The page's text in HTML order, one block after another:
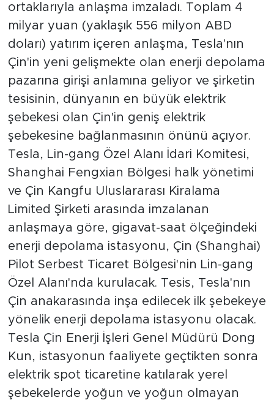
ortaklarıyla anlaşma imzaladı. Toplam 4
milyar yuan (yaklaşık 556 milyon ABD
doları) yatırım içeren anlaşma, Tesla'nın
Çin'in yeni gelişmekte olan enerji depolama
pazarına girişi anlamına geliyor ve şirketin
tesisinin, dünyanın en büyük elektrik
şebekesi olan Çin'in geniş elektrik
şebekesine bağlanmasının önünü açıyor.
Tesla, Lin-gang Özel Alanı İdari Komitesi,
Shanghai Fengxian Bölgesi halk yönetimi
ve Çin Kangfu Uluslararası Kiralama
Limited Şirketi arasında imzalanan
anlaşmaya göre, gigavat-saat ölçeğindeki
enerji depolama istasyonu, Çin (Shanghai)
Pilot Serbest Ticaret Bölgesi'nin Lin-gang
Özel Alanı'nda kurulacak. Tesis, Tesla'nın
Çin anakarasında inşa edilecek ilk şebekeye
yönelik enerji depolama istasyonu olacak.
Tesla Çin Enerji İşleri Genel Müdürü Dong
Kun, istasyonun faaliyete geçtikten sonra
elektrik spot ticaretine katılarak yerel
şebekelerde yoğun ve yoğun olmayan